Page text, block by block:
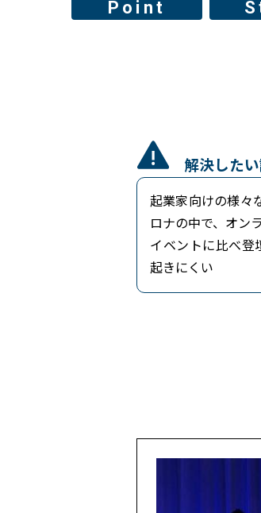
Point
解決した
起業家向けの様々
ロナの中で、オン
イベントに比べ登
起きにくい